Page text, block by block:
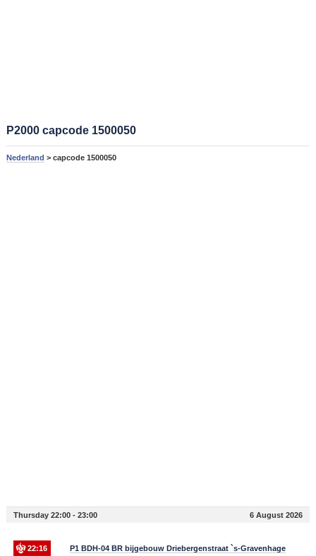
P2000 capcode 1500050
Nederland > capcode 1500050
Thursday 22:00 - 23:00 6 August 2026
22:16
P1 BDH-04 BR bijgebouw Driebergenstraat `s-Gravenhage